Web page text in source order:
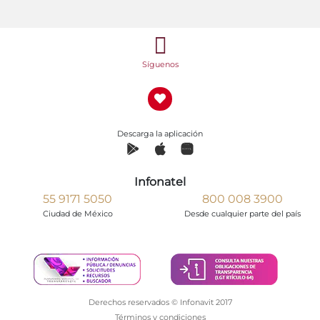
Síguenos
Descarga la aplicación
Infonatel
55 9171 5050
Ciudad de México
800 008 3900
Desde cualquier parte del país
Derechos reservados © Infonavit 2017
Términos y condiciones